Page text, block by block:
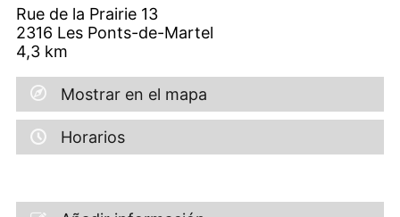
Rue de la Prairie 13
2316 Les Ponts-de-Martel
4,3 km
Mostrar en el mapa
Horarios